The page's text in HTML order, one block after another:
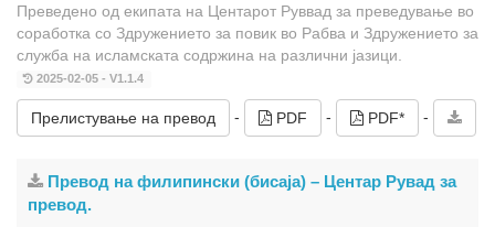
Преведено од екипата на Центарот Руввад за преведување во
соработка со Здружението за повик во Рабва и Здружението за
служба на исламската содржина на различни јазици.
2025-02-05 - V1.1.4
Прелистување на превод - PDF - PDF* -
Превод на филипински (бисаја) – Центар Рувад за
превод.